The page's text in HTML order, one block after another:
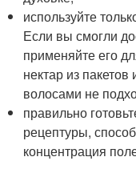
используйте
Если вы смогли
применяйте его
нектар из
волосами не
правильно
рецептуры,
концентрация